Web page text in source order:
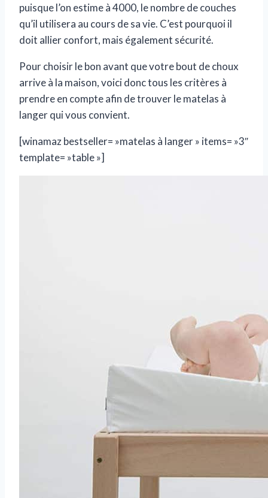
puisque l’on estime à 4000, le nombre de couches
qu’il utilisera au cours de sa vie. C’est pourquoi il
doit allier confort, mais également sécurité.
Pour choisir le bon avant que votre bout de choux
arrive à la maison, voici donc tous les critères à
prendre en compte afin de trouver le matelas à
langer qui vous convient.
[winamaz bestseller= »matelas à langer » items= »3″
template= »table »]